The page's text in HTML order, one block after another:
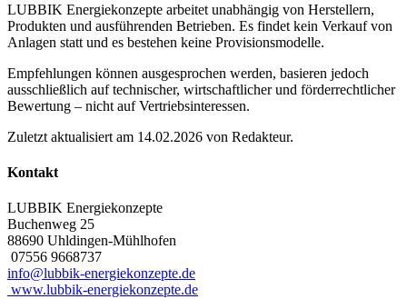
LUBBIK Energiekonzepte arbeitet unabhängig von Herstellern,
Produkten und ausführenden Betrieben. Es findet kein Verkauf von
Anlagen statt und es bestehen keine Provisionsmodelle.
Empfehlungen können ausgesprochen werden, basieren jedoch
ausschließlich auf technischer, wirtschaftlicher und förderrechtlicher
Bewertung – nicht auf Vertriebsinteressen.
Zuletzt aktualisiert am 14.02.2026 von Redakteur.
Kontakt
LUBBIK Energiekonzepte
Buchenweg 25
88690 Uhldingen-Mühlhofen
07556 9668737
info@lubbik-energiekonzepte.de
www.lubbik-energiekonzepte.de